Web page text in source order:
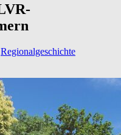
Regionalgeschichte